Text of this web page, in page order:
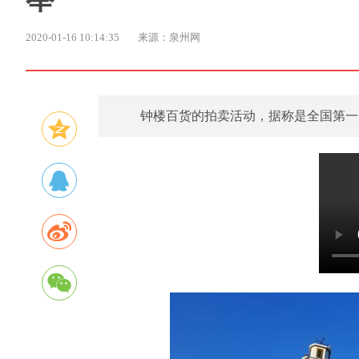
2020-01-16 10:14:35 来源：泉州网
钟楼百货的拍卖活动，据称是全国第